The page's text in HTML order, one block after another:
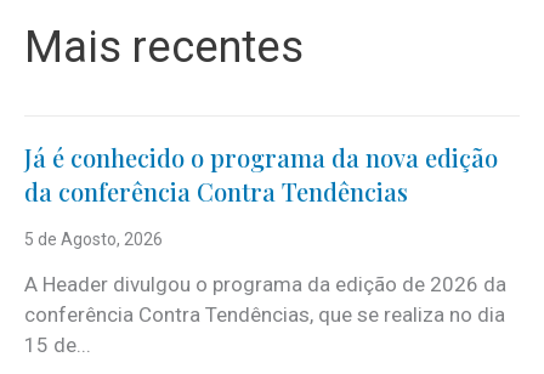
Mais recentes
Já é conhecido o programa da nova edição
da conferência Contra Tendências
5 de Agosto, 2026
A Header divulgou o programa da edição de 2026 da
conferência Contra Tendências, que se realiza no dia
15 de...